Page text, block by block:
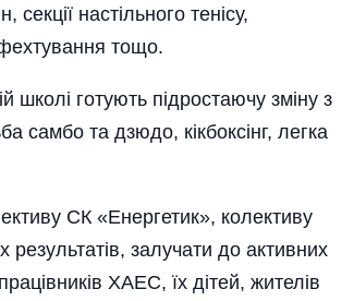
настільного тенісу,
тощо.
школі готують підростаючу зміну з
самбо та дзюдо, кікбоксінг, легка
СК «Енергетик», колективу
залучати до активних
ХАЕС, їх дітей, жителів